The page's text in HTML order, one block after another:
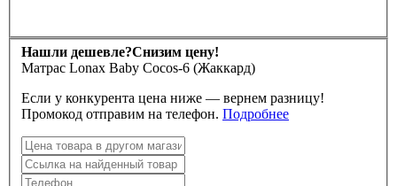
Нашли дешевле?Снизим цену!
Матрас Lonax Baby Cocos-6 (Жаккард)
Если у конкурента цена ниже — вернем разницу!
Промокод отправим на телефон. Подробнее